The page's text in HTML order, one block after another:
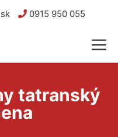
0915 950 055
tatranský